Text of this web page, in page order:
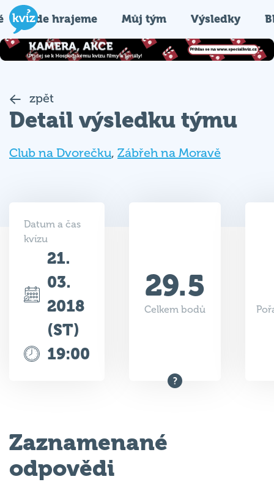
Kde hrajeme Můj tým Výsledky
zpět
Detail výsledku týmu
Club na Dvorečku, Zábřeh na Moravě
Datum a čas
kvízu
21.
03.
2018
(ST)
19:00
29.5
Celkem bodů
Zaznamenané
odpovědi